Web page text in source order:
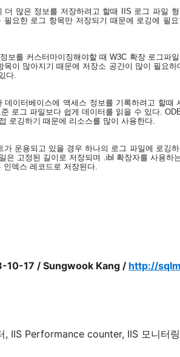
더 많은 정보를 저장하려고 할때 IIS 로그 파일
필요한 로그 항목만 저장되기 때문에 로깅에 필
보를 커스터마이징해야할 때W3C 확장 로그파
목이 많아지기 때문에 저장소 공간이 많이 필요하
다.
데이터베이스에 액세스 정보를 기록하려고 할때
로그 파일보다 쉽게 데이터를 읽을 수 있다.
로깅하기 때문에 리소스를 많이 사용한다.
가 운용되고 있을 경우 하나의 로그 파일에 로깅
은 고정된 길이로 저장되며 .ibl 확장자를 사용하
인덱스 레코드로 저장된다.
10-17 / Sungwook Kang / http://
, IIS Performance counter, IIS 모니터링